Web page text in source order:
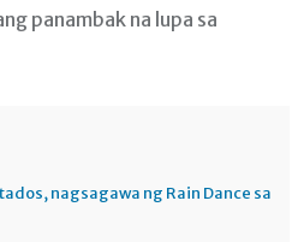
panambak na lupa sa
nagsagawa ng Rain Dance sa